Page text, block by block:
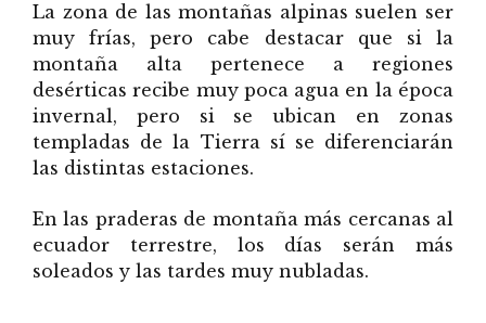
La zona de las montañas alpinas suelen ser
muy frías, pero cabe destacar que si la
montaña alta pertenece a regiones
desérticas recibe muy poca agua en la época
invernal, pero si se ubican en zonas
templadas de la Tierra sí se diferenciarán
las distintas estaciones.
En las praderas de montaña más cercanas al
ecuador terrestre, los días serán más
soleados y las tardes muy nubladas.